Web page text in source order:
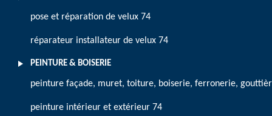
pose et réparation de velux 74
réparateur installateur de velux 74
PEINTURE & BOISERIE
peinture façade, muret, toiture, boiserie, ferronerie,
peinture intérieur et extérieur 74